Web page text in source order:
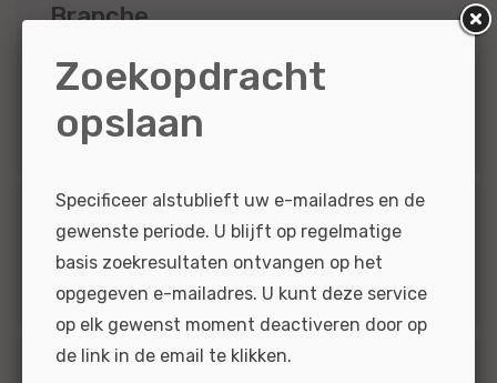
Branche
Auto's
Personenauto's
Banden en wielen
Merk
Zoekopdracht
opslaan
Specificeer alstublieft uw e-mailadres en de
gewenste periode. U blijft op regelmatige
basis zoekresultaten ontvangen op het
opgegeven e-mailadres. U kunt deze service
op elk gewenst moment deactiveren door op
de link in de email te klikken.